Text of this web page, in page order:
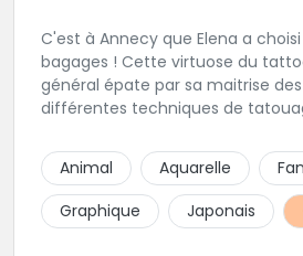
C'est à Annecy que Elena a
bagages ! Cette virtuose du
général épate par sa maitrise
différentes techniques de
On vient de très loin pour se
artiste ! N'hésitez pas à la
0648079720 ou messages sur Instagram ou
Facebook.
Animal Aquarelle
Graphique
Japonais